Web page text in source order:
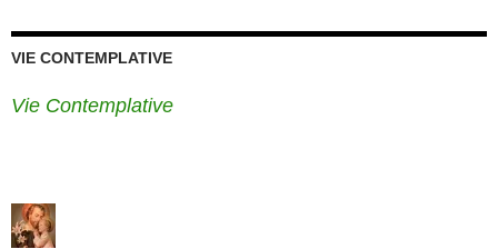
VIE CONTEMPLATIVE
Vie Contemplative